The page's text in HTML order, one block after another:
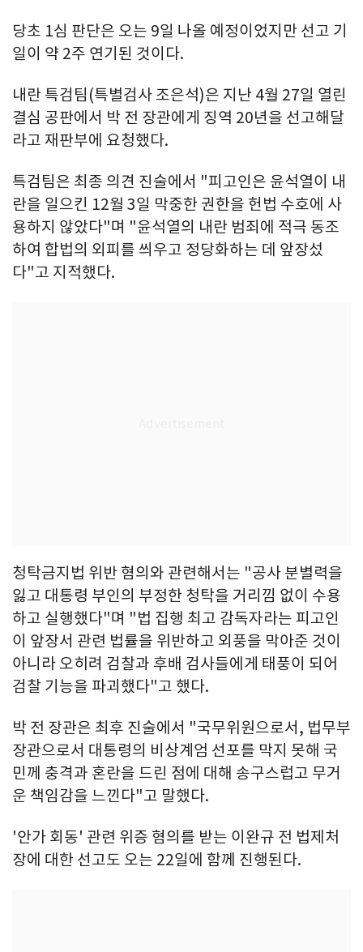
당초 1심 판단은 오는 9일 나올 예정이었지만 선고 기
일이 약 2주 연기된 것이다.
내란 특검팀(특별검사 조은석)은 지난 4월 27일 열린
결심 공판에서 박 전 장관에게 징역 20년을 선고해달
라고 재판부에 요청했다.
특검팀은 최종 의견 진술에서 "피고인은 윤석열이 내
란을 일으킨 12월 3일 막중한 권한을 헌법 수호에 사
용하지 않았다"며 "윤석열의 내란 범죄에 적극 동조
하여 합법의 외피를 씌우고 정당화하는 데 앞장섰
다"고 지적했다.
청탁금지법 위반 혐의와 관련해서는 "공사 분별력을
잃고 대통령 부인의 부정한 청탁을 거리낌 없이 수용
하고 실행했다"며 "법 집행 최고 감독자라는 피고인
이 앞장서 관련 법률을 위반하고 외풍을 막아준 것이
아니라 오히려 검찰과 후배 검사들에게 태풍이 되어
검찰 기능을 파괴했다"고 했다.
박 전 장관은 최후 진술에서 "국무위원으로서, 법무부
장관으로서 대통령의 비상계엄 선포를 막지 못해 국
민께 충격과 혼란을 드린 점에 대해 송구스럽고 무거
운 책임감을 느낀다"고 말했다.
'안가 회동' 관련 위증 혐의를 받는 이완규 전 법제처
장에 대한 선고도 오는 22일에 함께 진행된다.